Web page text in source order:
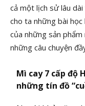
cả một lịch sử lâu
cho ta những bài
của những sản
những câu chuyện
Mì cay 7 cấp độ
những tín đồ